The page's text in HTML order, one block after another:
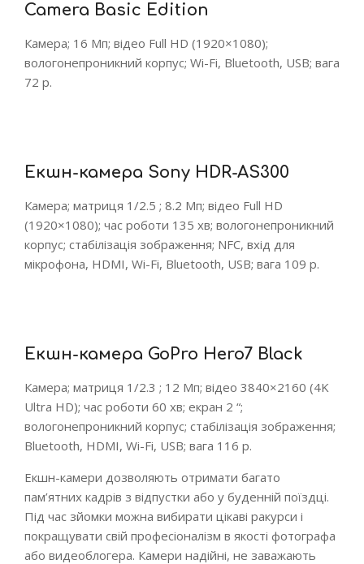
Camera Basic Edition
Камера; 16 Мп; відео Full HD (1920×1080);
вологонепроникний корпус; Wi-Fi, Bluetooth, USB; вага
72 р.
Екшн-камера Sony HDR-AS300
Камера; матриця 1/2.5 ; 8.2 Мп; відео Full HD
(1920×1080); час роботи 135 хв; вологонепроникний
корпус; стабілізація зображення; NFC, вхід для
мікрофона, HDMI, Wi-Fi, Bluetooth, USB; вага 109 р.
Екшн-камера GoPro Hero7 Black
Камера; матриця 1/2.3 ; 12 Мп; відео 3840×2160 (4K
Ultra HD); час роботи 60 хв; екран 2 “;
вологонепроникний корпус; стабілізація зображення;
Bluetooth, HDMI, Wi-Fi, USB; вага 116 р.
Екшн-камери дозволяють отримати багато
пам’ятних кадрів з відпустки або у буденній поїздці.
Під час зйомки можна вибирати цікаві ракурси і
покращувати свій професіоналізм в якості фотографа
або видеоблогера. Камери надійні, не заважають